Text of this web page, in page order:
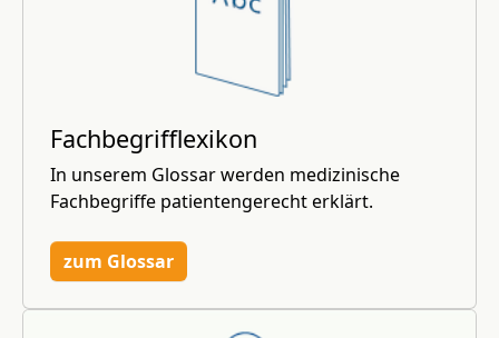
Fachbegrifflexikon
In unserem Glossar werden medizinische
Fachbegriffe patientengerecht erklärt.
zum Glossar